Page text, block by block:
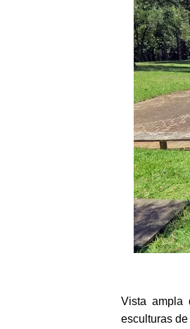
Vista ampla
esculturas